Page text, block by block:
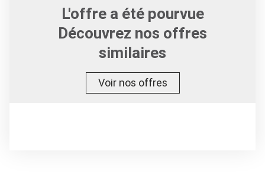
L'offre a été pourvue
Découvrez nos offres
similaires
Voir nos offres